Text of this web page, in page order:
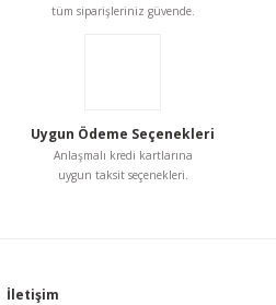
tüm siparişleriniz güvende.
Uygun Ödeme Seçenekleri
Anlaşmalı kredi kartlarına
uygun taksit seçenekleri.
İletişim